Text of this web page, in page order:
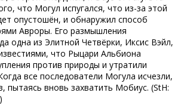
что Могул испугался, что из-за этой
опустошён, и обнаружил способ
Авроры. Его размышления
одна из Элитной Четвёрки, Иксис Вэйл,
что Рыцари Альбиона
против природы и утратили
все последователи Могула исчезли,
пытаясь вновь захватить Мобиус. (StH: